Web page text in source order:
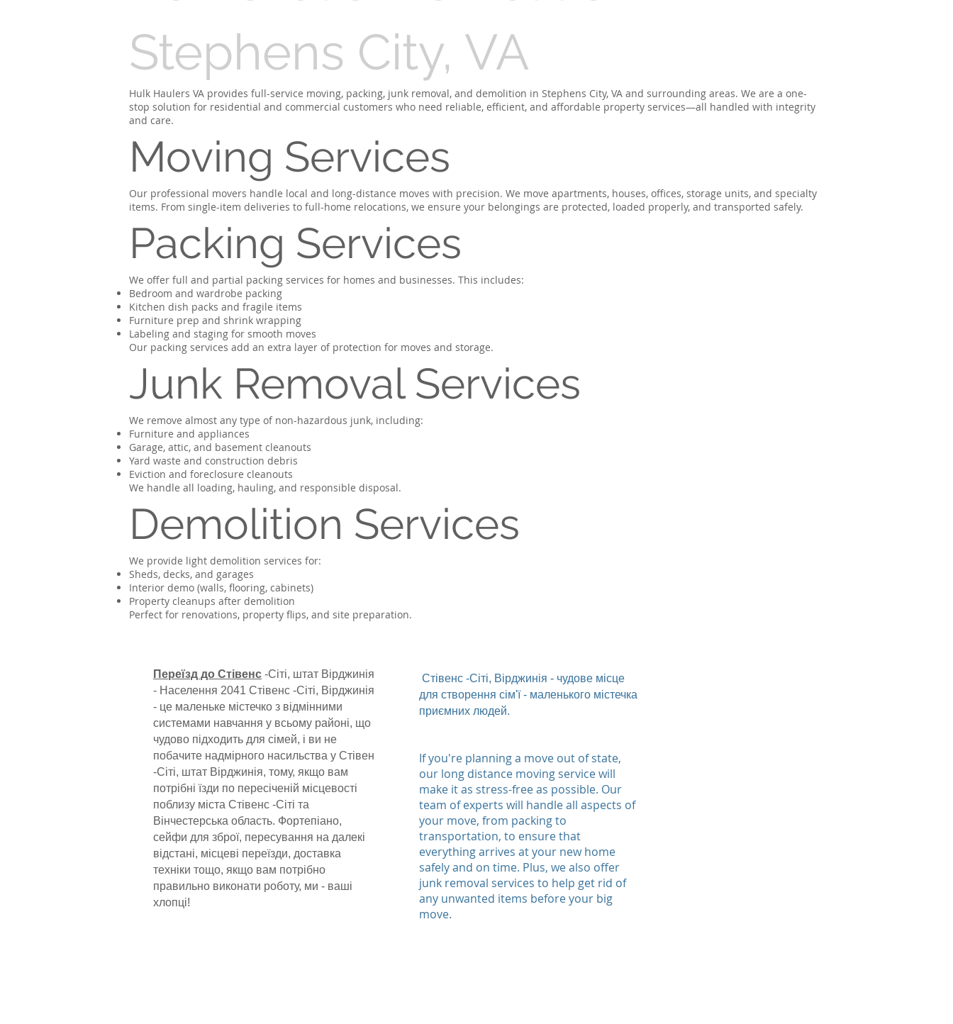
Stephens City, VA
Hulk Haulers VA provides full-service moving, packing, junk removal, and demolition in Stephens City, VA and surrounding areas. We are a one-
stop solution for residential and commercial customers who need reliable, efficient, and affordable property services—all handled with integrity
and care.
Moving Services
Our professional movers handle local and long-distance moves with precision. We move apartments, houses, offices, storage units, and specialty
items. From single-item deliveries to full-home relocations, we ensure your belongings are protected, loaded properly, and transported safely.
Packing Services
We offer full and partial packing services for homes and businesses. This includes:
Bedroom and wardrobe packing
Kitchen dish packs and fragile items
Furniture prep and shrink wrapping
Labeling and staging for smooth moves
Our packing services add an extra layer of protection for moves and storage.
Junk Removal Services
We remove almost any type of non-hazardous junk, including:
Furniture and appliances
Garage, attic, and basement cleanouts
Yard waste and construction debris
Eviction and foreclosure cleanouts
We handle all loading, hauling, and responsible disposal.
Demolition Services
We provide light demolition services for:
Sheds, decks, and garages
Interior demo (walls, flooring, cabinets)
Property cleanups after demolition
Perfect for renovations, property flips, and site preparation.
Переїзд до Стівенс -Сіті, штат Вірджинія
- Населення 2041 Стівенс -Сіті, Вірджинія
- це маленьке містечко з відмінними
системами навчання у всьому районі, що
чудово підходить для сімей, і ви не
побачите надмірного насильства у Стівен
-Сіті, штат Вірджинія, тому, якщо вам
потрібні їзди по пересіченій місцевості
поблизу міста Стівенс -Сіті та
Вінчестерська область. Фортепіано,
сейфи для зброї, пересування на далекі
відстані, місцеві переїзди, доставка
техніки тощо, якщо вам потрібно
правильно виконати роботу, ми - ваші
хлопці!
Стівенс -Сіті, Вірджинія - чудове місце
для створення сім'ї - маленького містечка
приємних людей.
If you're planning a move out of state,
our long distance moving service will
make it as stress-free as possible. Our
team of experts will handle all aspects of
your move, from packing to
transportation, to ensure that
everything arrives at your new home
safely and on time. Plus, we also offer
junk removal services to help get rid of
any unwanted items before your big
move.